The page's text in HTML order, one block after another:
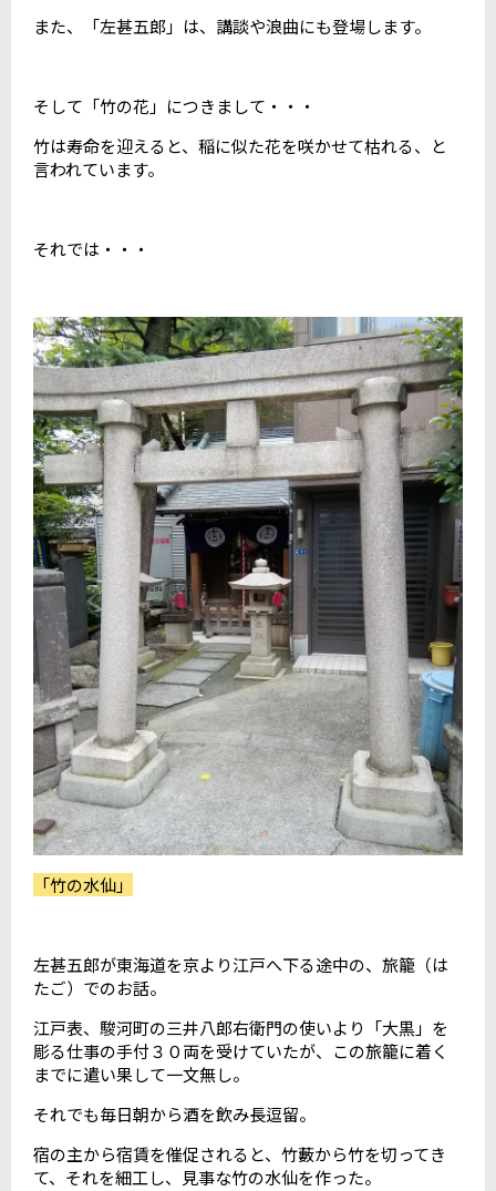
また、「左甚五郎」は、講談や浪曲にも登場します。
そして「竹の花」につきまして・・・
竹は寿命を迎えると、稲に似た花を咲かせて枯れる、と
言われています。
それでは・・・
「竹の水仙」
左甚五郎が東海道を京より江戸へ下る途中の、旅籠（は
たご）でのお話。
江戸表、駿河町の三井八郎右衛門の使いより「大黒」を
彫る仕事の手付３０両を受けていたが、この旅籠に着く
までに遣い果して一文無し。
それでも毎日朝から酒を飲み長逗留。
宿の主から宿賃を催促されると、竹藪から竹を切ってき
て、それを細工し、見事な竹の水仙を作った。